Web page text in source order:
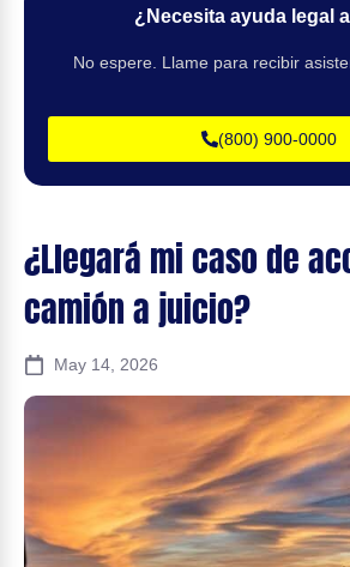
¿Llegará mi caso de
camión a juicio?
May 14, 2026
¿Necesita ayuda legal
No espere. Llame para recibir
(800) 900-0000